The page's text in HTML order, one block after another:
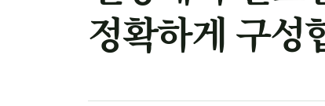
정확하게 구성